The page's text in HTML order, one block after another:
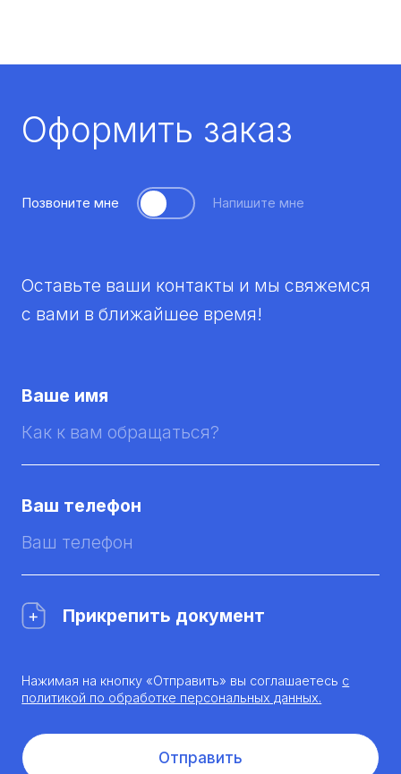
Оформить заказ
Позвоните мне Напишите мне
Оставьте ваши контакты и мы свяжемся
с вами в ближайшее время!
Ваше имя
Ваш телефон
Прикрепить документ
Отправить
Нажимая на кнопку «Отправить» вы соглашаетесь с
политикой по обработке персональных данных.